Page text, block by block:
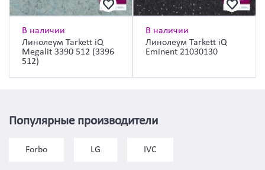
В наличии
Линолеум Tarkett iQ
Megalit 3390 512 (3396
512)
В наличии
Линолеум Tarkett iQ
Eminent 21030130
Популярные производители
Forbo LG IVC